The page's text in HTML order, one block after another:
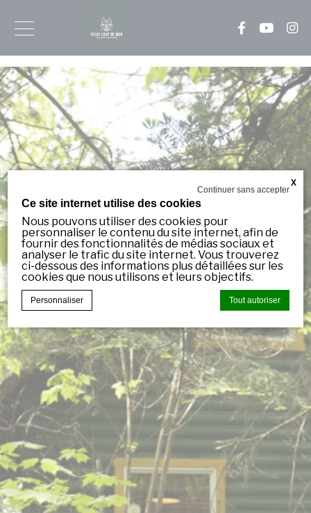
Continuer sans accepter
Ce site internet utilise des cookies
X
Nous pouvons utiliser des cookies pour
personnaliser le contenu du site internet, afin de
fournir des fonctionnalités de médias sociaux et
analyser le trafic du site internet. Vous trouverez
ci-dessous des informations plus détaillées sur les
cookies que nous utilisons et leurs objectifs.
Personnaliser Tout autoriser
Déclaration de cookie par d-edge Macaron CMP . Dernière mise à
jour: 2023-11-09.
Que sont les cookies?
Les cookies sont de petits morceaux
d'informations textuelles qui sont utilisés
par le site internet pour améliorer
l'expérience utilisateur. Acceptez tous les
cookies ou choisissez les catégories que
vous souhaitez autoriser.
Nécessaire
vous
à
notre
infolettre
Soyez
informé
de
nos
nouveautés!
Courriel
*
S'INSCRIRE